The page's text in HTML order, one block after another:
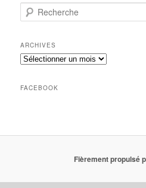
e
h
e
r
h
ARCHIVES
Archives
FACEBOOK
Fièrement propulsé